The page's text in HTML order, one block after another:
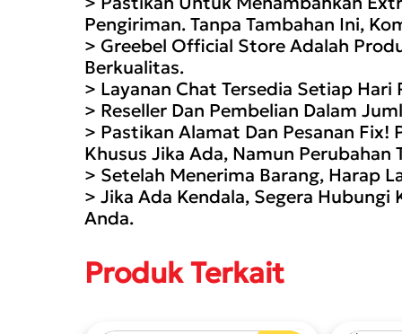
Pengiriman. Tanpa Tambahan Ini,
> Greebel Official Store Adalah
Berkualitas.
> Layanan Chat Tersedia Setiap
> Reseller Dan Pembelian Dalam
> Pastikan Alamat Dan Pesanan
Khusus Jika Ada, Namun Perubahan
> Setelah Menerima Barang, Harap
> Jika Ada Kendala, Segera
Anda.
Produk Terkait